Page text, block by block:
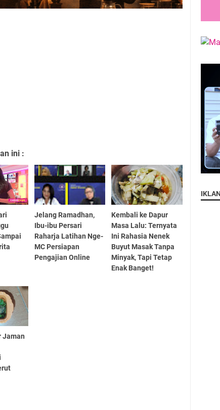
ini :
Jelang Ramadhan,
Ibu-ibu Persari
Raharja Latihan Nge-
MC Persiapan
Pengajian Online
Kembali ke Dapur
Masa Lalu: Ternyata
Ini Rahasia Nenek
Buyut Masak Tanpa
Minyak, Tapi Tetap
Enak Banget!
Jaman